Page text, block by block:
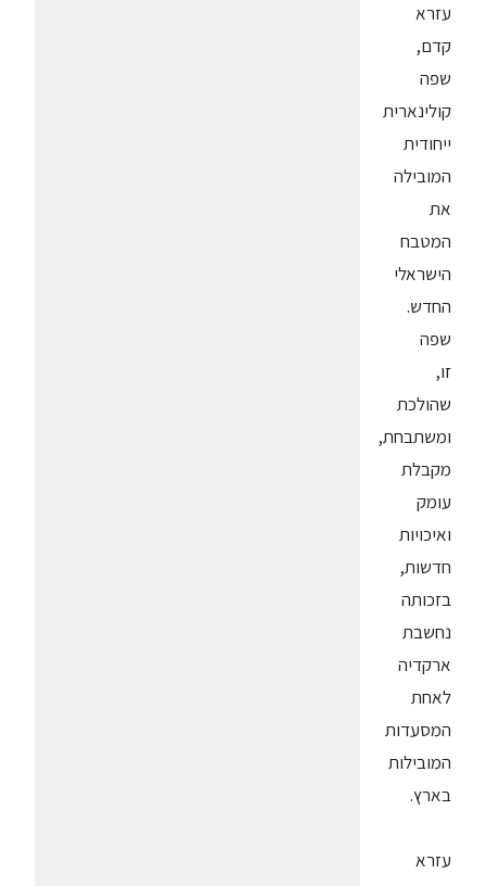
עזרא
קדם,
שפה
קולינארית
ייחודית
המובילה
את
המטבח
הישראלי
החדש.
שפה
זו,
שהולכת
ומשתבחת,
מקבלת
עומק
ואיכויות
חדשות,
בזכותה
נחשבת
ארקדיה
לאחת
המסעדות
המובילות
בארץ.
עזרא